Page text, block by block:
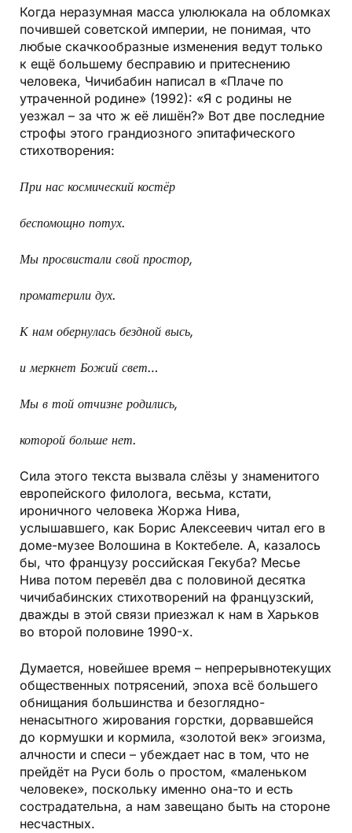
Когда неразумная масса улюлюкала на обломках
почившей советской империи, не понимая, что
любые скачкообразные изменения ведут только
к ещё большему бесправию и притеснению
человека, Чичибабин написал в «Плаче по
утраченной родине» (1992): «Я с родины не
уезжал – за что ж её лишён?» Вот две последние
строфы этого грандиозного эпитафического
стихотворения:
При нас космический костёр
беспомощно потух.
Мы просвистали свой простор,
проматерили дух.
К нам обернулась бездной высь,
и меркнет Божий свет…
Мы в той отчизне родились,
которой больше нет.
Сила этого текста вызвала слёзы у знаменитого
европейского филолога, весьма, кстати,
ироничного человека Жоржа Нива,
услышавшего, как Борис Алексеевич читал его в
доме-музее Волошина в Коктебеле. А, казалось
бы, что французу российская Гекуба? Месье
Нива потом перевёл два с половиной десятка
чичибабинских стихотворений на французский,
дважды в этой связи приезжал к нам в Харьков
во второй половине 1990-х.
Думается, новейшее время – непрерывнотекущих
общественных потрясений, эпоха всё большего
обнищания большинства и безоглядно-
ненасытного жирования горстки, дорвавшейся
до кормушки и кормила, «золотой век» эгоизма,
алчности и спеси – убеждает нас в том, что не
прейдёт на Руси боль о простом, «маленьком
человеке», поскольку именно она-то и есть
сострадательна, а нам завещано быть на стороне
несчастных.